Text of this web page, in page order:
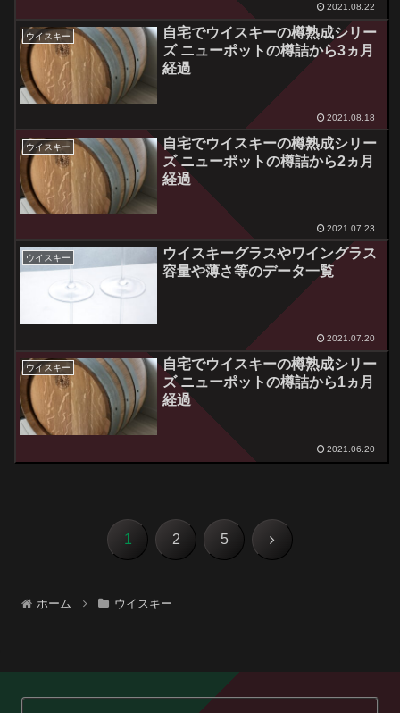
2021.08.22
ウイスキー
自宅でウイスキーの樽熟成シリー
ズ ニューポットの樽詰から3ヵ月
経過
2021.08.18
ウイスキー
自宅でウイスキーの樽熟成シリー
ズ ニューポットの樽詰から2ヵ月
経過
2021.07.23
ウイスキー
ウイスキーグラスやワイングラス
容量や薄さ等のデータ一覧
2021.07.20
ウイスキー
自宅でウイスキーの樽熟成シリー
ズ ニューポットの樽詰から1ヵ月
経過
2021.06.20
1 2 5 次
ホーム ウイスキー